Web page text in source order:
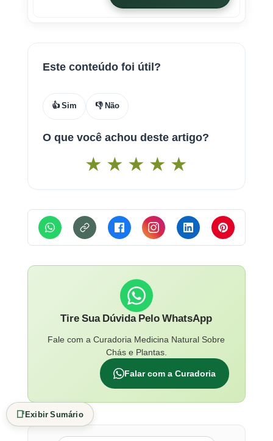
Este conteúdo foi útil?
👍 Sim 👎 Não
O que você achou deste artigo?
★ ★ ★ ★ ★
Tire Sua Dúvida Pelo WhatsApp
Fale com a Curadoria Medicina Natural Sobre
Chás e Plantas.
Falar com a Curadoria
📑Exibir Sumário